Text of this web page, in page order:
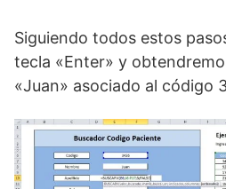
Siguiendo todos estos
tecla «Enter» y
«Juan» asociado al código